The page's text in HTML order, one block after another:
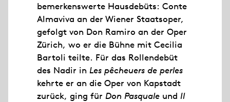
bemerkenswerte Hausdebüts: Conte
Almaviva an der Wiener Staatsoper,
gefolgt von Don Ramiro an der Oper
Zürich, wo er die Bühne mit Cecilia
Bartoli teilte. Für das Rollendebüt
des Nadir in Les pêcheuers de perles
kehrte er an die Oper von Kapstadt
zurück, ging für Don Pasquale und Il